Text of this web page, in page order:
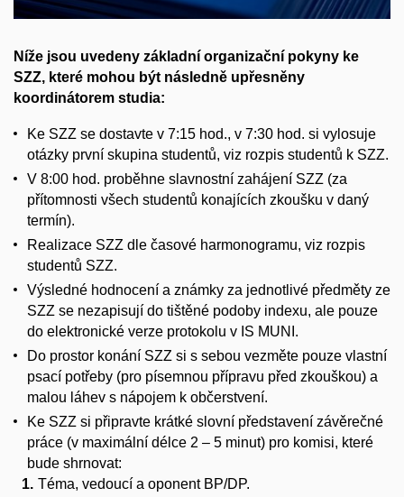
Níže jsou uvedeny základní organizační pokyny ke
SZZ, které mohou být následně upřesněny
koordinátorem studia:
Ke SZZ se dostavte v 7:15 hod., v 7:30 hod. si vylosuje
otázky první skupina studentů, viz rozpis studentů k SZZ.
V 8:00 hod. proběhne slavnostní zahájení SZZ (za
přítomnosti všech studentů konajících zkoušku v daný
termín).
Realizace SZZ dle časové harmonogramu, viz rozpis
studentů SZZ.
Výsledné hodnocení a známky za jednotlivé předměty ze
SZZ se nezapisují do tištěné podoby indexu, ale pouze
do elektronické verze protokolu v IS MUNI.
Do prostor konání SZZ si s sebou vezměte pouze vlastní
psací potřeby (pro písemnou přípravu před zkouškou) a
malou láhev s nápojem k občerstvení.
Ke SZZ si připravte krátké slovní představení závěrečné
práce (v maximální délce 2 – 5 minut) pro komisi, které
bude shrnovat:
Téma, vedoucí a oponent BP/DP.